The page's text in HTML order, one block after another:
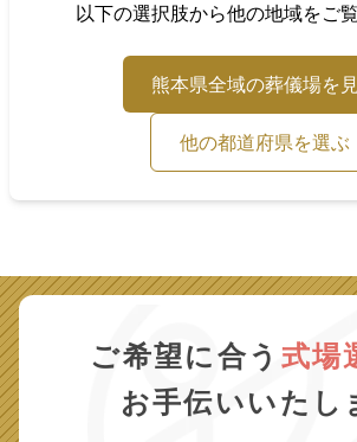
以下の選択肢から他の地域をご覧
熊本県全域の葬儀場を
他の都道府県を選ぶ
ご希望に合う 式場
お手伝いいたし